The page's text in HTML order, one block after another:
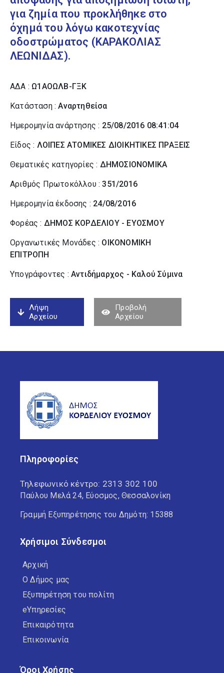
για ζημία που προκλήθηκε στο
όχημά του λόγω κακοτεχνίας
οδοστρώματος (ΚΑΡΑΚΟΛΙΑΣ
ΛΕΩΝΙΔΑΣ).
ΑΔΑ : Ω1ΑΟΩΛΒ-ΓΞΚ
Κατάσταση :Αναρτηθείσα
Ημερομηνία ανάρτησης : 25/08/2016 08:41:04
Είδος : ΛΟΙΠΕΣ ΑΤΟΜΙΚΕΣ ΔΙΟΙΚΗΤΙΚΕΣ ΠΡΑΞΕΙΣ
Θεματικές κατηγορίες : ΔΗΜΟΣΙΟΝΟΜΙΚΑ
Αριθμός Πρωτοκόλλου :351/2016
Ημερομηνία έκδοσης : 24/08/2016
Φορέας : ΔΗΜΟΣ ΚΟΡΔΕΛΙΟΥ - ΕΥΟΣΜΟΥ
Οργανωτικές Μονάδες : ΟΙΚΟΝΟΜΙΚΗ
ΕΠΙΤΡΟΠΗ
Υπογράφοντες : Αντιδήμαρχος - Καλού Σύµινα
Λήψη
Αρχείου
Προβολή
Αρχείου
Πληροφορίες
Τηλεφωνικό κέντρο: 2313 302 100
Παύλου Μελά 24, Εύοσμος, Θεσσαλονίκη
Γραμμή Εξυπηρέτησης του Δημότη: 15388
Χρήσιμοι Σύνδεσμοι
Αρχική
Ο Δήμος μας
Εξυπηρέτηση του πολίτη
eΥπηρεσίες
Επικαιρότητα
Επικοινωνία
Όροι Χρήσης